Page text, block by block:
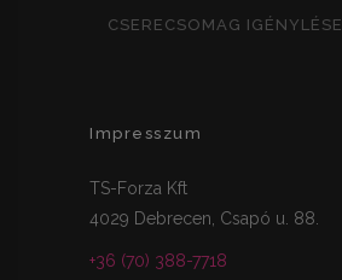
CSERECSOMAG IGÉNYLÉSE
Impresszum
TS-Forza Kft
4029 Debrecen, Csapó u. 88.
+36 (70) 388-7718